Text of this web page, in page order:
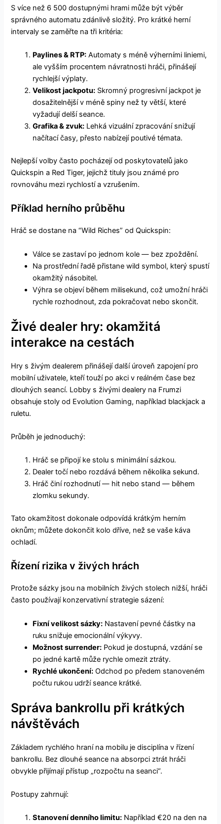
S více než 6 500 dostupnými hrami může být výběr
správného automatu zdánlivě složitý. Pro krátké herní
intervaly se zaměřte na tři kritéria:
Paylines & RTP: Automaty s méně výherními liniemi,
ale vyšším procentem návratnosti hráči, přinášejí
rychlejší výplaty.
Velikost jackpotu: Skromný progresivní jackpot je
dosažitelnější v méně spiny než ty větší, které
vyžadují delší seance.
Grafika & zvuk: Lehká vizuální zpracování snižují
načítací časy, přesto nabízejí poutivé témata.
Nejlepší volby často pocházejí od poskytovatelů jako
Quickspin a Red Tiger, jejichž tituly jsou známé pro
rovnováhu mezi rychlostí a vzrušením.
Příklad herního průběhu
Hráč se dostane na “Wild Riches” od Quickspin:
Válce se zastaví po jednom kole — bez zpoždění.
Na prostřední řadě přistane wild symbol, který spustí
okamžitý násobitel.
Výhra se objeví během milisekund, což umožní hráči
rychle rozhodnout, zda pokračovat nebo skončit.
Živé dealer hry: okamžitá
interakce na cestách
Hry s živým dealerem přinášejí další úroveň zapojení pro
mobilní uživatele, kteří touží po akci v reálném čase bez
dlouhých seancí. Lobby s živými dealery na Frumzi
obsahuje stoly od Evolution Gaming, například blackjack a
ruletu.
Průběh je jednoduchý:
Hráč se připojí ke stolu s minimální sázkou.
Dealer točí nebo rozdává během několika sekund.
Hráč činí rozhodnutí — hit nebo stand — během
zlomku sekundy.
Tato okamžitost dokonale odpovídá krátkým herním
oknům; můžete dokončit kolo dříve, než se vaše káva
ochladí.
Řízení rizika v živých hrách
Protože sázky jsou na mobilních živých stolech nižší, hráči
často používají konzervativní strategie sázení:
Fixní velikost sázky: Nastavení pevné částky na
ruku snižuje emocionální výkyvy.
Možnost surrender: Pokud je dostupná, vzdání se
po jedné kartě může rychle omezit ztráty.
Rychlé ukončení: Odchod po předem stanoveném
počtu rukou udrží seance krátké.
Správa bankrollu při krátkých
návštěvách
Základem rychlého hraní na mobilu je disciplína v řízení
bankrollu. Bez dlouhé seance na absorpci ztrát hráči
obvykle přijímají přístup „rozpočtu na seanci“.
Postupy zahrnují:
Stanovení denního limitu: Například €20 na den na